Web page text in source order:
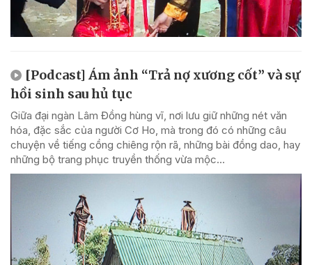
[Podcast] Ám ảnh “Trả nợ xương cốt” và sự
hồi sinh sau hủ tục
Giữa đại ngàn Lâm Đồng hùng vĩ, nơi lưu giữ những nét văn
hóa, đặc sắc của người Cơ Ho, mà trong đó có những câu
chuyện về tiếng cồng chiêng rộn rã, những bài đồng dao, hay
những bộ trang phục truyền thống vừa mộc...